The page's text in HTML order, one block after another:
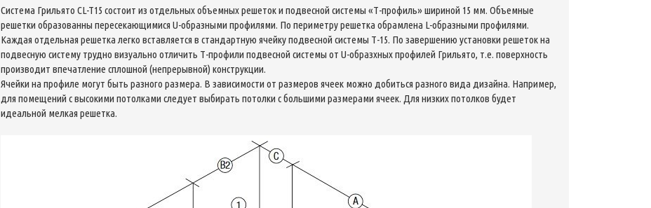
Cистема Грильято CL-T15 состоит из отдельных объемных решеток и подвесной системы «Т-профиль» шириной 15 мм. Объемные
решетки образованны пересекающимися U-образными профилями. По периметру решетка обрамлена L-образными профилями.
Каждая отдельная решетка легко вставляется в стандартную ячейку подвесной системы Т-15. По завершению установки решеток на
подвесную систему трудно визуально отличить Т-профили подвесной системы от U-образхных профилей Грильято, т.е. поверхность
производит впечатление сплошной (непрерывной) конструкции.
Ячейки на профиле могут быть разного размера. В зависимости от размеров ячеек можно добиться разного вида дизайна. Например,
для помещений с высокими потолками следует выбирать потолки с большими размерами ячеек. Для низких потолков будет
идеальной мелкая решетка.